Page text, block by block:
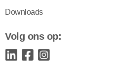
Downloads
Volg ons op: